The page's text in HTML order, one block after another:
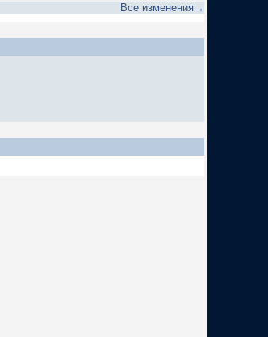
Все изменения→